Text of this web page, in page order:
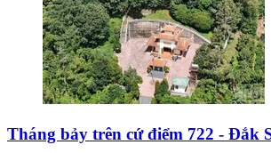
Tháng bảy trên cứ điểm 722 - Đắk